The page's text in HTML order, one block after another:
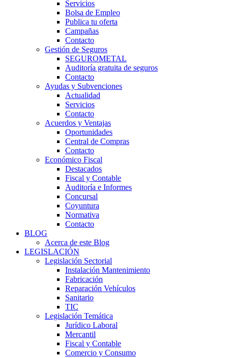
Servicios
Bolsa de Empleo
Publica tu oferta
Campañas
Contacto
Gestión de Seguros
SEGUROMETAL
Auditoría gratuita de seguros
Contacto
Ayudas y Subvenciones
Actualidad
Servicios
Contacto
Acuerdos y Ventajas
Oportunidades
Central de Compras
Contacto
Económico Fiscal
Destacados
Fiscal y Contable
Auditoría e Informes
Concursal
Coyuntura
Normativa
Contacto
BLOG
Acerca de este Blog
LEGISLACIÓN
Legislación Sectorial
Instalación Mantenimiento
Fabricación
Reparación Vehículos
Sanitario
TIC
Legislación Temática
Jurídico Laboral
Mercantil
Fiscal y Contable
Comercio y Consumo